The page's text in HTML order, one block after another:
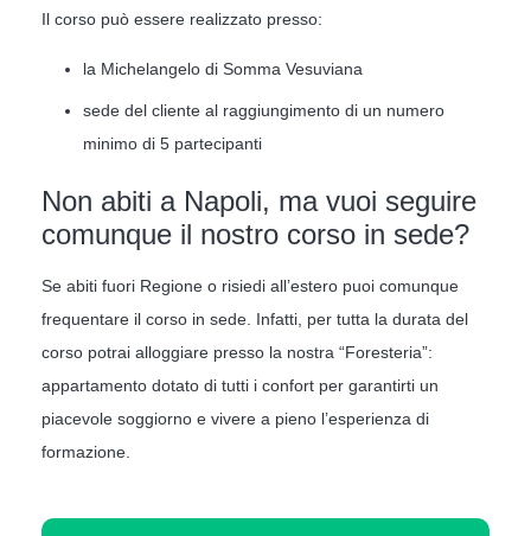
Il corso può essere realizzato presso:
la Michelangelo di Somma Vesuviana
sede del cliente al raggiungimento di un numero
minimo di 5 partecipanti
Non abiti a Napoli, ma vuoi seguire
comunque il nostro corso in sede?
Se abiti fuori Regione o risiedi all’estero puoi comunque
frequentare il corso in sede. Infatti, per tutta la durata del
corso potrai alloggiare presso la nostra “Foresteria”:
appartamento dotato di tutti i confort per garantirti un
piacevole soggiorno e vivere a pieno l’esperienza di
formazione.